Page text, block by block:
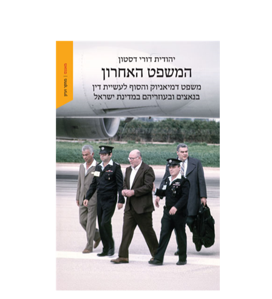
יהודית דורי דסטון
הנחת אתר ספר מודפס
$46
$41